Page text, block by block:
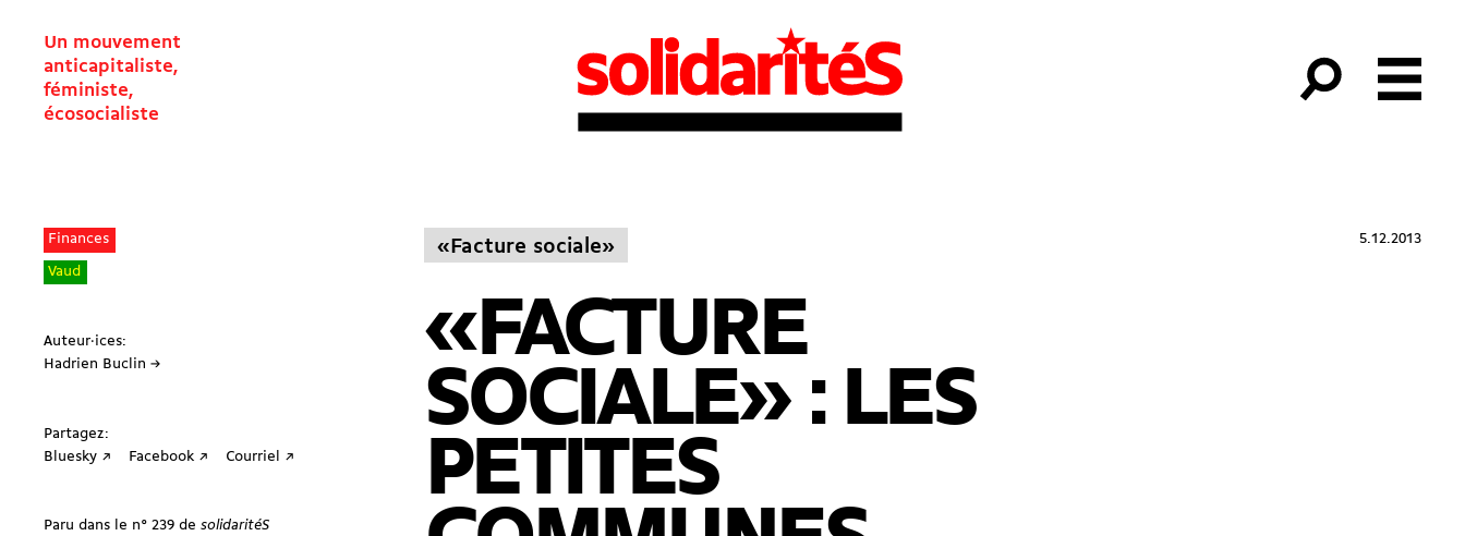
Un mouvement
anticapitaliste,
féministe,
écosocialiste
Finances
Vaud
Auteur·ices:
Hadrien Buclin →
Partagez:
Bluesky ↗
Facebook ↗ Courriel ↗
Paru dans le n° 239 de solidaritéS
5.12.2013
«Facture sociale»
«FACTURE
SOCIALE» : LES
PETITES